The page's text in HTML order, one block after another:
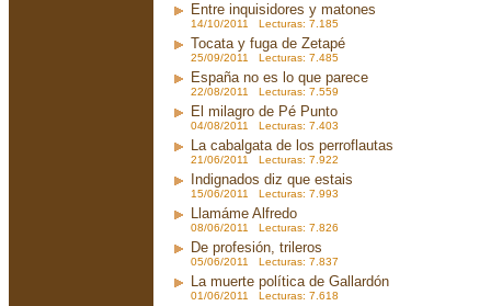
Entre inquisidores y matones
14/10/2011 Lecturas: 7.185
Tocata y fuga de Zetapé
25/09/2011 Lecturas: 7.485
España no es lo que parece
22/08/2011 Lecturas: 7.559
El milagro de Pé Punto
04/08/2011 Lecturas: 7.403
La cabalgata de los perroflautas
21/06/2011 Lecturas: 7.922
Indignados diz que estais
15/06/2011 Lecturas: 7.993
Llamáme Alfredo
08/06/2011 Lecturas: 7.826
De profesión, trileros
05/06/2011 Lecturas: 7.837
La muerte política de Gallardón
01/06/2011 Lecturas: 7.618